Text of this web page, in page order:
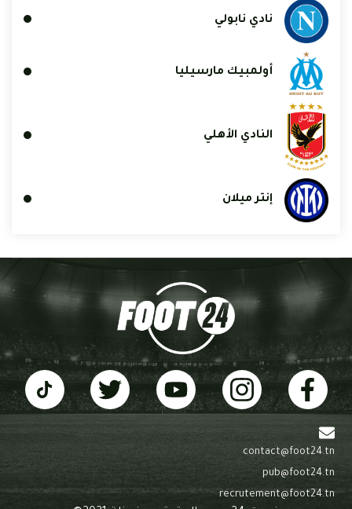
نادي نابولي
أولمبيك مارسيليا
النادي الأهلي
إنتر ميلان
contact@foot24.tn
pub@foot24.tn
recrutement@foot24.tn